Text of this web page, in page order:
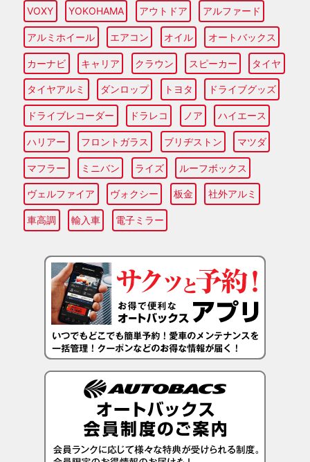
VOXY YOKOHAMA アウトドア アルファード
アルミホイール エアコン オイル オートバックス
カーナビ キャリア クラウン スピーカー タイヤ
タイヤアルミ ダンロップ トヨタ ドライブグッズ
ドライブレコーダー ドラレコ ノア ハイエース
ハリアー フロントガラス ブリヂストン マツダ
マフラー ミニバン ライズ ルーフボックス
ヴェルファイア ヴォクシー 板金 社外アルミ
車高調 輸入車 電子ミラー